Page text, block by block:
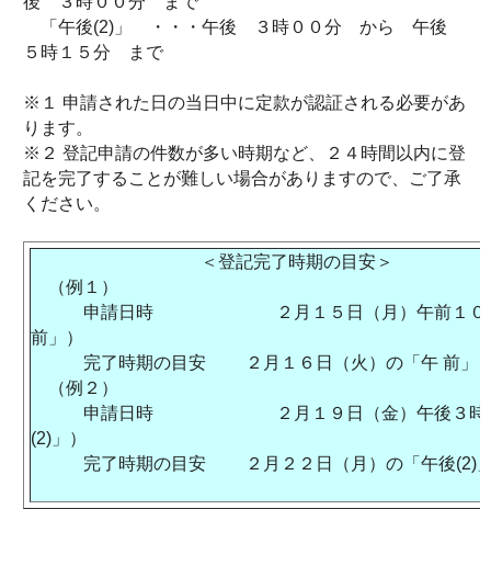
「午後(2)」 ・・・午後 ３時００分 から 午後
５時１５分 まで
※１ 申請された日の当日中に定款が認証される必要があ
ります。
※２ 登記申請の件数が多い時期など、２４時間以内に登
記を完了することが難しい場合がありますので、ご了承
ください。
＜登記完了時期の目安＞
（例１）
申請日時 ２月１５日（月）午前１０時
前」）
完了時期の目安 ２月１６日（火）の「午 前」
（例２）
申請日時 ２月１９日（金）午後３時（
(2)」）
完了時期の目安 ２月２２日（月）の「午後(2)